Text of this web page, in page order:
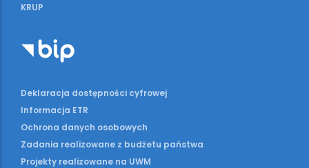
KRUP
Deklaracja dostępności cyfrowej
Informacja ETR
Ochrona danych osobowych
Zadania realizowane z budżetu państwa
Projekty realizowane na UWM